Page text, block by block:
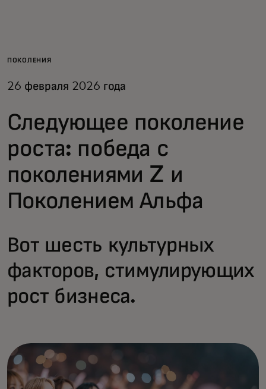
Для бизнеса
Для новаторов
Новости и тренды
ПОКОЛЕНИЯ
26 февраля 2026 года
Следующее поколение
роста: победа с
поколениями Z и
Поколением Альфа
Вот шесть культурных
факторов, стимулирующих
рост бизнеса.